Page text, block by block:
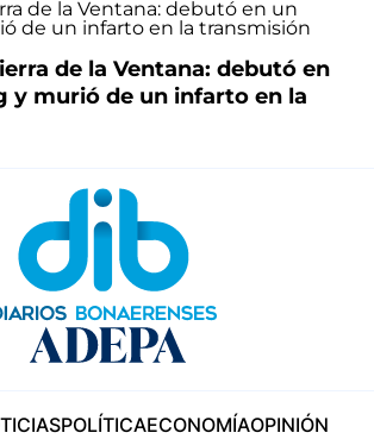
de la Ventana: debutó en
y murió de un infarto en la
POLÍTICAECONOMÍAOPINIÓN